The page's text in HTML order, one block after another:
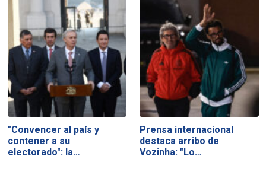
"Convencer al país y
contener a su
electorado": la…
Prensa internacional
destaca arribo de
Vozinha: "Lo…